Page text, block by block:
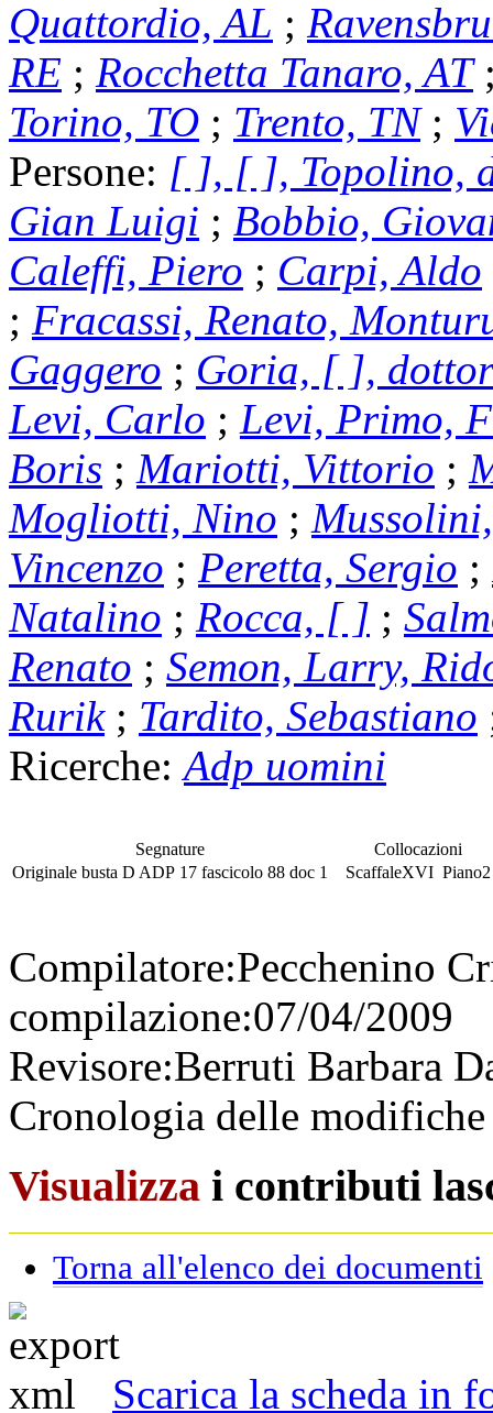
Quattordio, AL ;
RE ; Rocchetta Tanaro, AT
Torino, TO ; Trento, TN;
Persone: [ ], [ ], Topolino,
Gian Luigi ; Bobbio,
Caleffi, Piero ; Carpi, Aldo
; Fracassi, Renato,
Gaggero ; Goria, [ ],
Levi, Carlo ; Levi, Primo,
Boris ; Mariotti, Vittorio ;
Mogliotti, Nino ;
Vincenzo ; Peretta, Sergio ;
Natalino ; Rocca, [ ] ;
Renato ; Semon, Larry,
Rurik; Tardito, Sebastiano
Ricerche: Adp uomini
Segnature
Originale busta D ADP 17 fascicolo 88 doc 1
Collocazioni
ScaffaleXVI Piano2
Compilatore:Pecchenino
compilazione:07/04/2009
Revisore:Berruti Barbara
Cronologia delle
Visualizza i contributi
Torna all'elenco dei documenti
Scarica la scheda in